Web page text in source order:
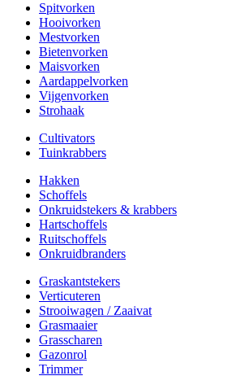
Spitvorken
Hooivorken
Mestvorken
Bietenvorken
Maisvorken
Aardappelvorken
Vijgenvorken
Strohaak
Cultivators
Tuinkrabbers
Hakken
Schoffels
Onkruidstekers & krabbers
Hartschoffels
Ruitschoffels
Onkruidbranders
Graskantstekers
Verticuteren
Strooiwagen / Zaaivat
Grasmaaier
Grasscharen
Gazonrol
Trimmer